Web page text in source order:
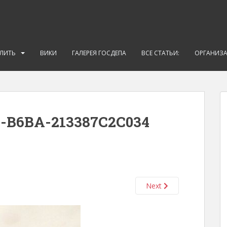
ВИКИ ГАЛЕРЕЯ ГОСДЕПА ВСЕ СТАТЬИ:
213387C2C034
Next